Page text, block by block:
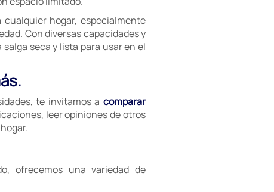
hogar, especialmente
Con diversas capacidades y
seca y lista para usar en el
te invitamos a comparar
leer opiniones de otros
ofrecemos una variedad de